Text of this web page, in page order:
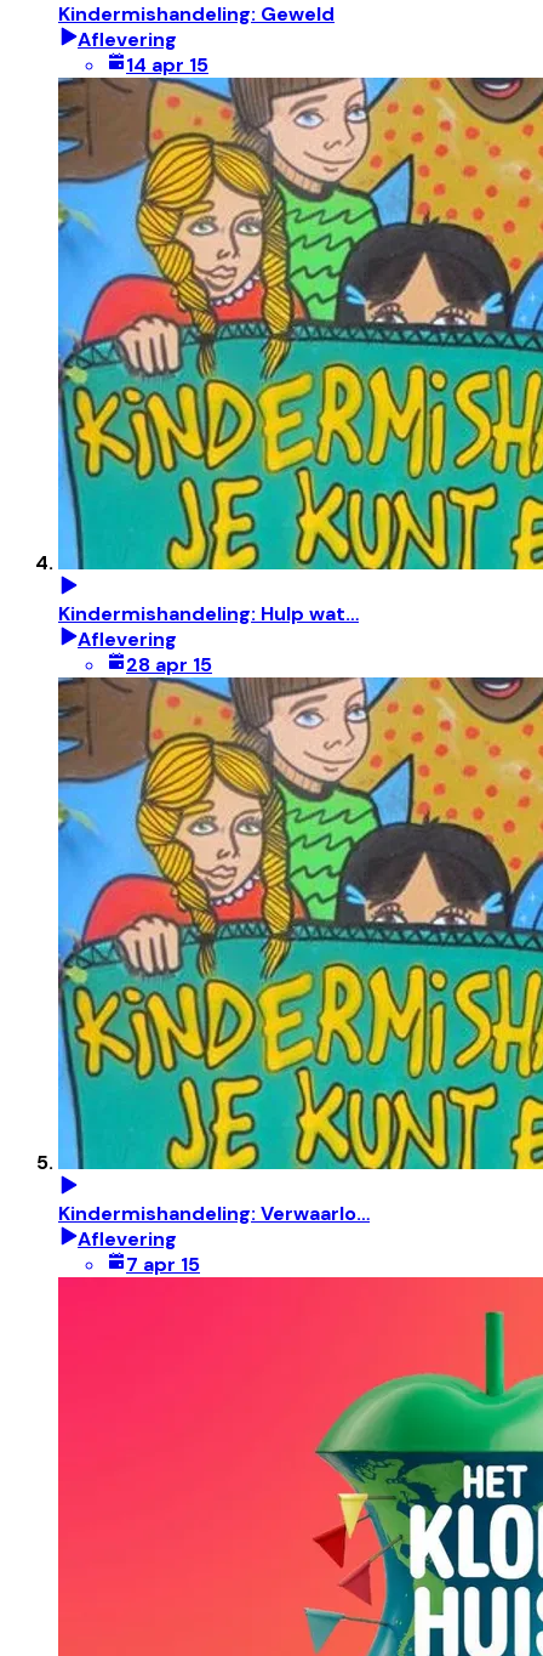
Kindermishandeling: Geweld
Aflevering
14 apr 15
Kindermishandeling: Hulp wat…
Aflevering
28 apr 15
Kindermishandeling: Verwaarlo…
Aflevering
7 apr 15